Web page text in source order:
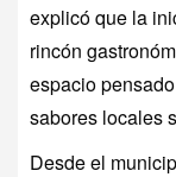
explicó que la
rincón
espacio
sabores locales
Desde el